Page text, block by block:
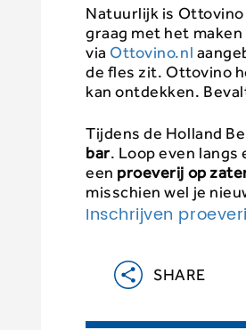
Natuurlijk is
graag met het
via Ottovino.nl
de fles zit. Ottovino
kan ontdekken.
Tijdens de Holland
bar. Loop even
een proeverij op
misschien wel je
Inschrijven
SHARE